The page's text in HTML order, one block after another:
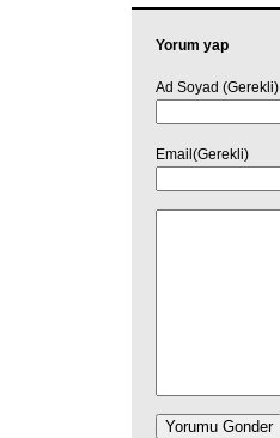
Yorum yap
Ad Soyad (Gerekli)
Email(Gerekli)